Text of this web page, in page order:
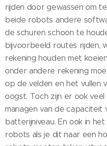
rijden door gewassen om
beide robots andere
de schuren schoon te
bijvoorbeeld routes rijden,
rekening houden met
onder andere rekening
op de velden en het vullen
oogst. Toch zijn er ook
managen van de
batterijniveau. En ook in
robots als je dit naar een